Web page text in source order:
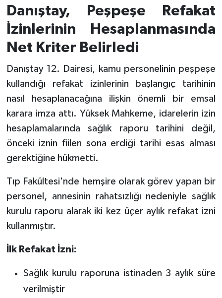
Danıştay, Peşpeşe Refakat
İzinlerinin Hesaplanmasında
Net Kriter Belirledi
Danıştay 12. Dairesi, kamu personelinin peşpeşe
kullandığı refakat izinlerinin başlangıç tarihinin
nasıl hesaplanacağına ilişkin önemli bir emsal
karara imza attı. Yüksek Mahkeme, idarelerin izin
hesaplamalarında sağlık raporu tarihini değil,
önceki iznin fiilen sona erdiği tarihi esas alması
gerektiğine hükmetti.
Tıp Fakültesi'nde hemşire olarak görev yapan bir
personel, annesinin rahatsızlığı nedeniyle sağlık
kurulu raporu alarak iki kez üçer aylık refakat izni
kullanmıştır.
İlk Refakat İzni:
Sağlık kurulu raporuna istinaden 3 aylık süre
verilmiştir